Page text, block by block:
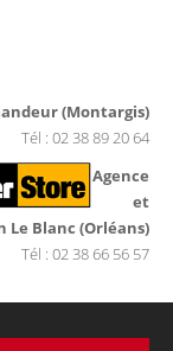
(Montargis)
Tél : 02 38 89 20 64
Agence
et
Le Blanc (Orléans)
Tél : 02 38 66 56 57